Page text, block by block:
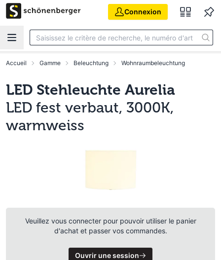
Aller au contenu principal
Connexion
Accueil Gamme Beleuchtung Wohnraumbeleuchtung
LED Stehleuchte Aurelia
LED fest verbaut, 3000K,
warmweiss
Veuillez vous connecter pour pouvoir utiliser le panier
d'achat et passer vos commandes.
Ouvrir une session